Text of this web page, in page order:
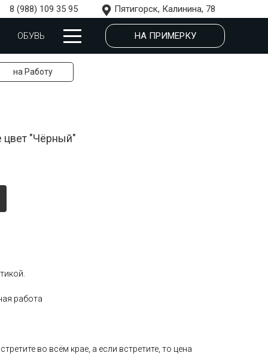
8 (988) 109 35 95 Пятигорск, Калинина, 78
ОБУВЬ НА ПРИМЕРКУ
на Работу
"Чёрный"
работа
во всём крае, а если встретите, то цена